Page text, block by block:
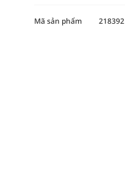
Mã sản phẩm 218392